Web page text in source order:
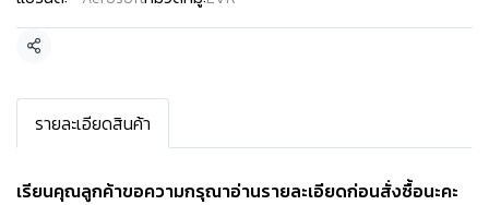
แชร์
รายละเอียดสินค้า
เรียนคุณลูกค้าขอความกรุณาอ่านรายละเอียดก่อนสั่งซื้อนะคะ️